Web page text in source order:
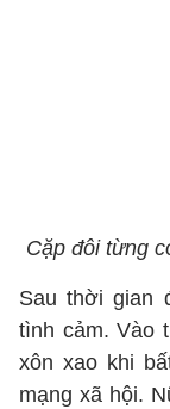
Cặp đôi từng
Sau thời gian
tình cảm. Vào
xôn xao khi
mạng xã hội.